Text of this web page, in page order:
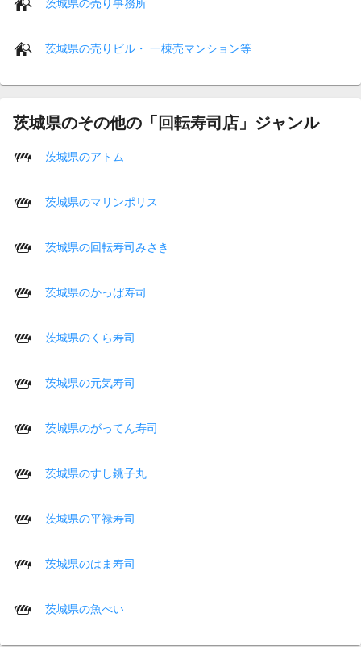
茨城県の売り事務所
茨城県の売りビル・ 一棟売マンション等
茨城県のその他の「回転寿司店」ジャンル
茨城県のアトム
茨城県のマリンポリス
茨城県の回転寿司みさき
茨城県のかっぱ寿司
茨城県のくら寿司
茨城県の元気寿司
茨城県のがってん寿司
茨城県のすし銚子丸
茨城県の平禄寿司
茨城県のはま寿司
茨城県の魚べい